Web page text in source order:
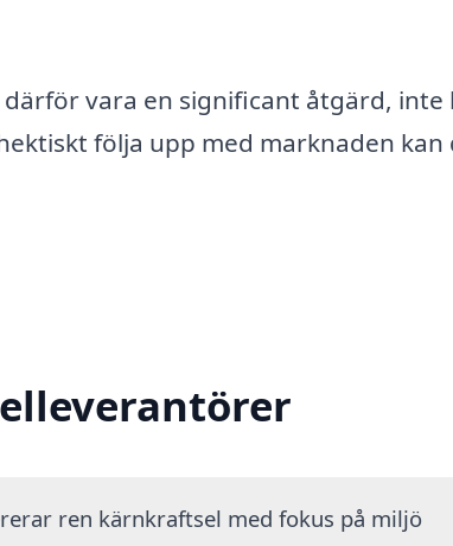
därför vara en significant åtgärd, inte
följa upp med marknaden kan
ren kärnkraftsel med fokus på miljö